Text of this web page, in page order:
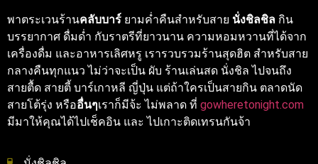
พาตระเวนร้านคลับบาร์ ยามค่ำคืนสำหรับสาย นั่งชิลชิล กิน
บรรยากาศ ดื่มด่ำ กับราตรีที่ยาวนาน ความหอมหวานที่ได้จาก
เครื่องดื่ม และอาหารเลิศหรู เรารวบรวมร้านสุดฮิต สำหรับสาย
กลางคืนทุกแนว ไม่ว่าจะเป็น ผับ ร้านเล่นสด นั่งชิล ไปจนถึง
สายตื้ด สายตี้ บาร์เกาหลี ญี่ปุ่น แต่ถ้าใครเป็นสายกิน ตลาดนัด
สายโต้รุ่ง หรืออื่นๆเราก็มีจ้ะ ไม่พลาด ที่ gowheretonight.com
มีมาให้คุณได้ไปเช็คอิน และ ไปเกาะติดเทรนกันจ้า